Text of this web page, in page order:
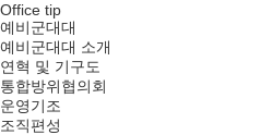
Office tip
예비군대대
예비군대대 소개
연혁 및 기구도
통합방위협의회
운영기조
조직편성